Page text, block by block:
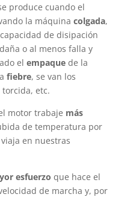
produce cuando el
la máquina colgada,
de disipación
o al menos falla y
el empaque de la
fiebre, se van los
etc.
motor trabaje más
de temperatura por
en nuestras
esfuerzo que hace el
de marcha y, por